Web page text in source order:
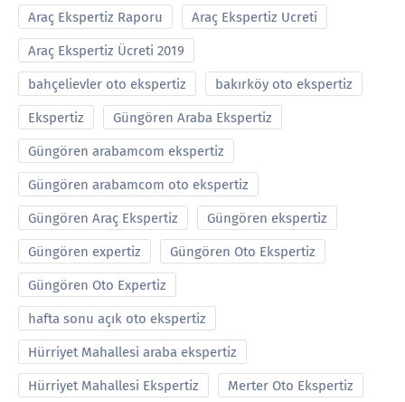
Araç Ekspertiz Raporu Araç Ekspertiz Ucreti
Araç Ekspertiz Ücreti 2019
bahçelievler oto ekspertiz bakırköy oto ekspertiz
Ekspertiz Güngören Araba Ekspertiz
Güngören arabamcom ekspertiz
Güngören arabamcom oto ekspertiz
Güngören Araç Ekspertiz Güngören ekspertiz
Güngören expertiz Güngören Oto Ekspertiz
Güngören Oto Expertiz
hafta sonu açık oto ekspertiz
Hürriyet Mahallesi araba ekspertiz
Hürriyet Mahallesi Ekspertiz Merter Oto Ekspertiz